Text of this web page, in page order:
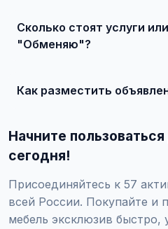
и договоритесь о сделке.
Сколько стоят услуги
"Обменяю"?
Как разместить
мебель эксклюзив /
опубликуйте. Первые
Начните
сегодня!
Присоединяйтесь к 57
всей России. Покупайте и
мебель эксклюзив быстро,